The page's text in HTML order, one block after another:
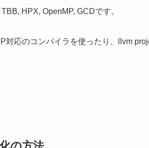
HPX, OpenMP, GCDです。
対応のコンパイラを使ったり、llvm